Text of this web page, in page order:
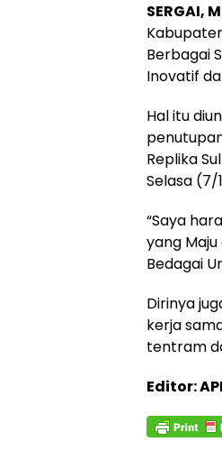
SERGAI,
Berbagai
Inovatif
Hal itu
Replika
Selasa (7/
“Saya
yang
Bedagai
Dirinya
kerja
tentram
Editor: